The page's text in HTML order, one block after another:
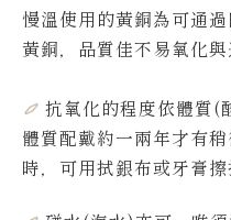
慢溫使用的黃銅為可通
黃銅，品質佳不易氧化與
抗氧化的程度依體質(
體質配戴約一兩年才有
時，可用拭銀布或牙膏擦